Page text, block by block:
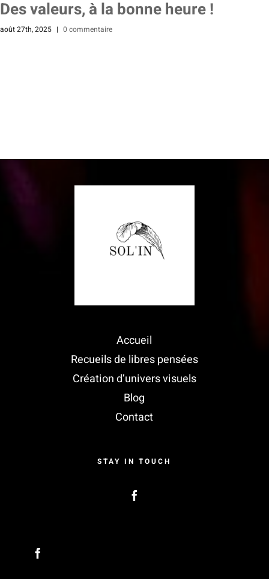
Des valeurs, à la bonne heure !
août 27th, 2025 | 0 commentaire
Accueil
Recueils de libres pensées
Création d’univers visuels
Blog
Contact
STAY IN TOUCH